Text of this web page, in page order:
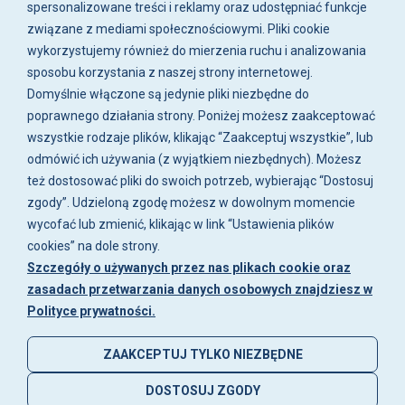
O firmie
Zakupy
Moje konto
Artykuły i galeria
spersonalizowane treści i reklamy oraz udostępniać funkcje
związane z mediami społecznościowymi. Pliki cookie
wykorzystujemy również do mierzenia ruchu i analizowania
sposobu korzystania z naszej strony internetowej.
Domyślnie włączone są jedynie pliki niezbędne do
poprawnego działania strony. Poniżej możesz zaakceptować
wszystkie rodzaje plików, klikając “Zaakceptuj wszystkie”, lub
odmówić ich używania (z wyjątkiem niezbędnych). Możesz
też dostosować pliki do swoich potrzeb, wybierając “Dostosuj
zgody”. Udzieloną zgodę możesz w dowolnym momencie
wycofać lub zmienić, klikając w link “Ustawienia plików
cookies” na dole strony.
Szczegóły o używanych przez nas plikach cookie oraz
zasadach przetwarzania danych osobowych znajdziesz w
Polityce prywatności.
ZAAKCEPTUJ TYLKO NIEZBĘDNE
DOSTOSUJ ZGODY